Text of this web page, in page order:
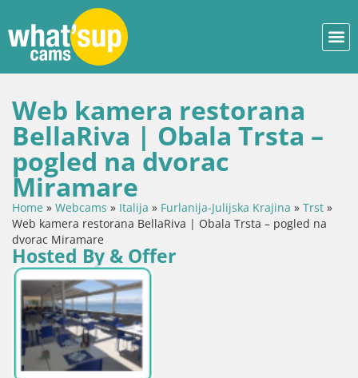
Web kamera restorana
BellaRiva | Obala Trsta –
pogled na dvorac
Miramare
Home » Webcams » Italija » Furlanija-Julijska Krajina » Trst »
Web kamera restorana BellaRiva | Obala Trsta – pogled na
dvorac Miramare
Hosted By & Offer